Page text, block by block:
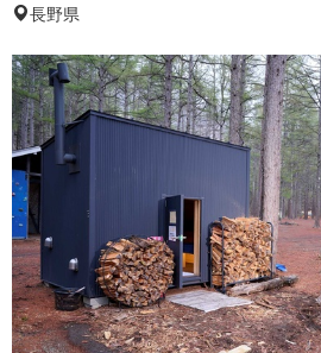
長野県